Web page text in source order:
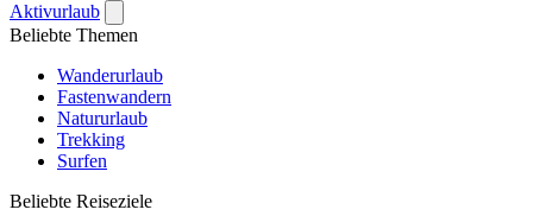
Aktivurlaub
Beliebte Themen
Wanderurlaub
Fastenwandern
Natururlaub
Trekking
Surfen
Beliebte Reiseziele